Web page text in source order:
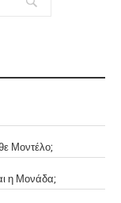
Μοντέλο;
η Μονάδα;